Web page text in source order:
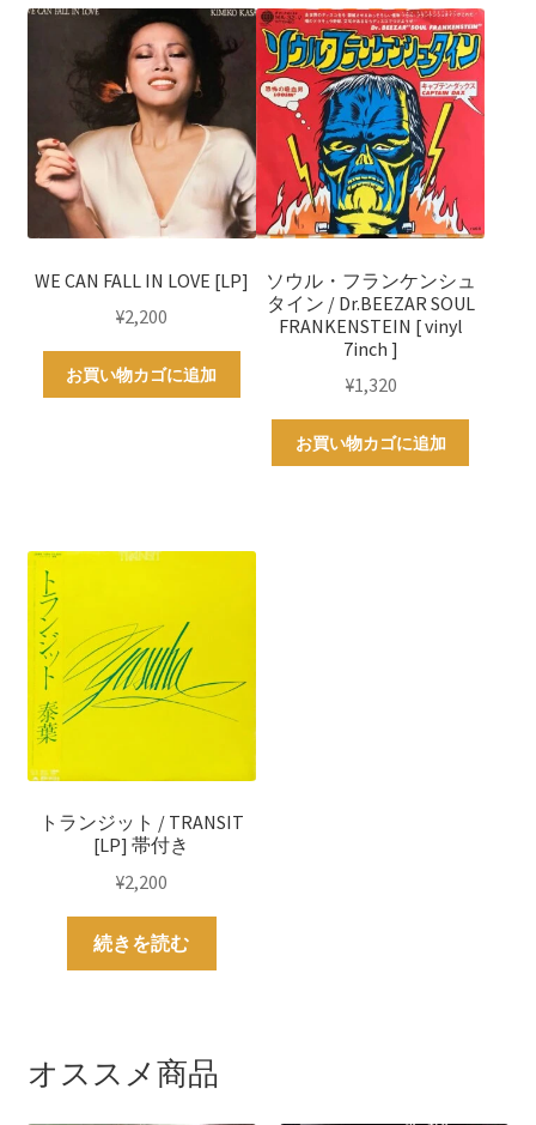
WE CAN FALL IN LOVE [LP]
¥2,200
お買い物カゴに追加
ソウル・フランケンシュ
タイン / Dr.BEEZAR SOUL
FRANKENSTEIN [ vinyl
7inch ]
¥1,320
お買い物カゴに追加
トランジット / TRANSIT
[LP] 帯付き
¥2,200
続きを読む
オススメ商品